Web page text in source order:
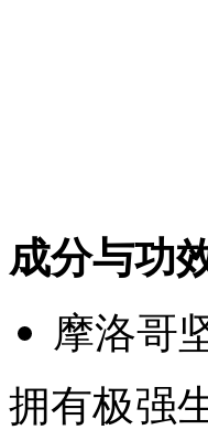
成分与功
摩洛哥
拥有极强